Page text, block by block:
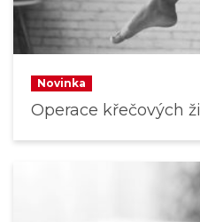
Novinka
Operace křečových žil